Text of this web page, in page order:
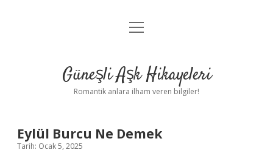
Anasayfa
Yasal Uyarı
menüyü
Güneşli Aşk Hikayeleri
Romantik anlara ilham veren bilgiler!
Eylül Burcu Ne Demek
Tarih: Ocak 5, 2025